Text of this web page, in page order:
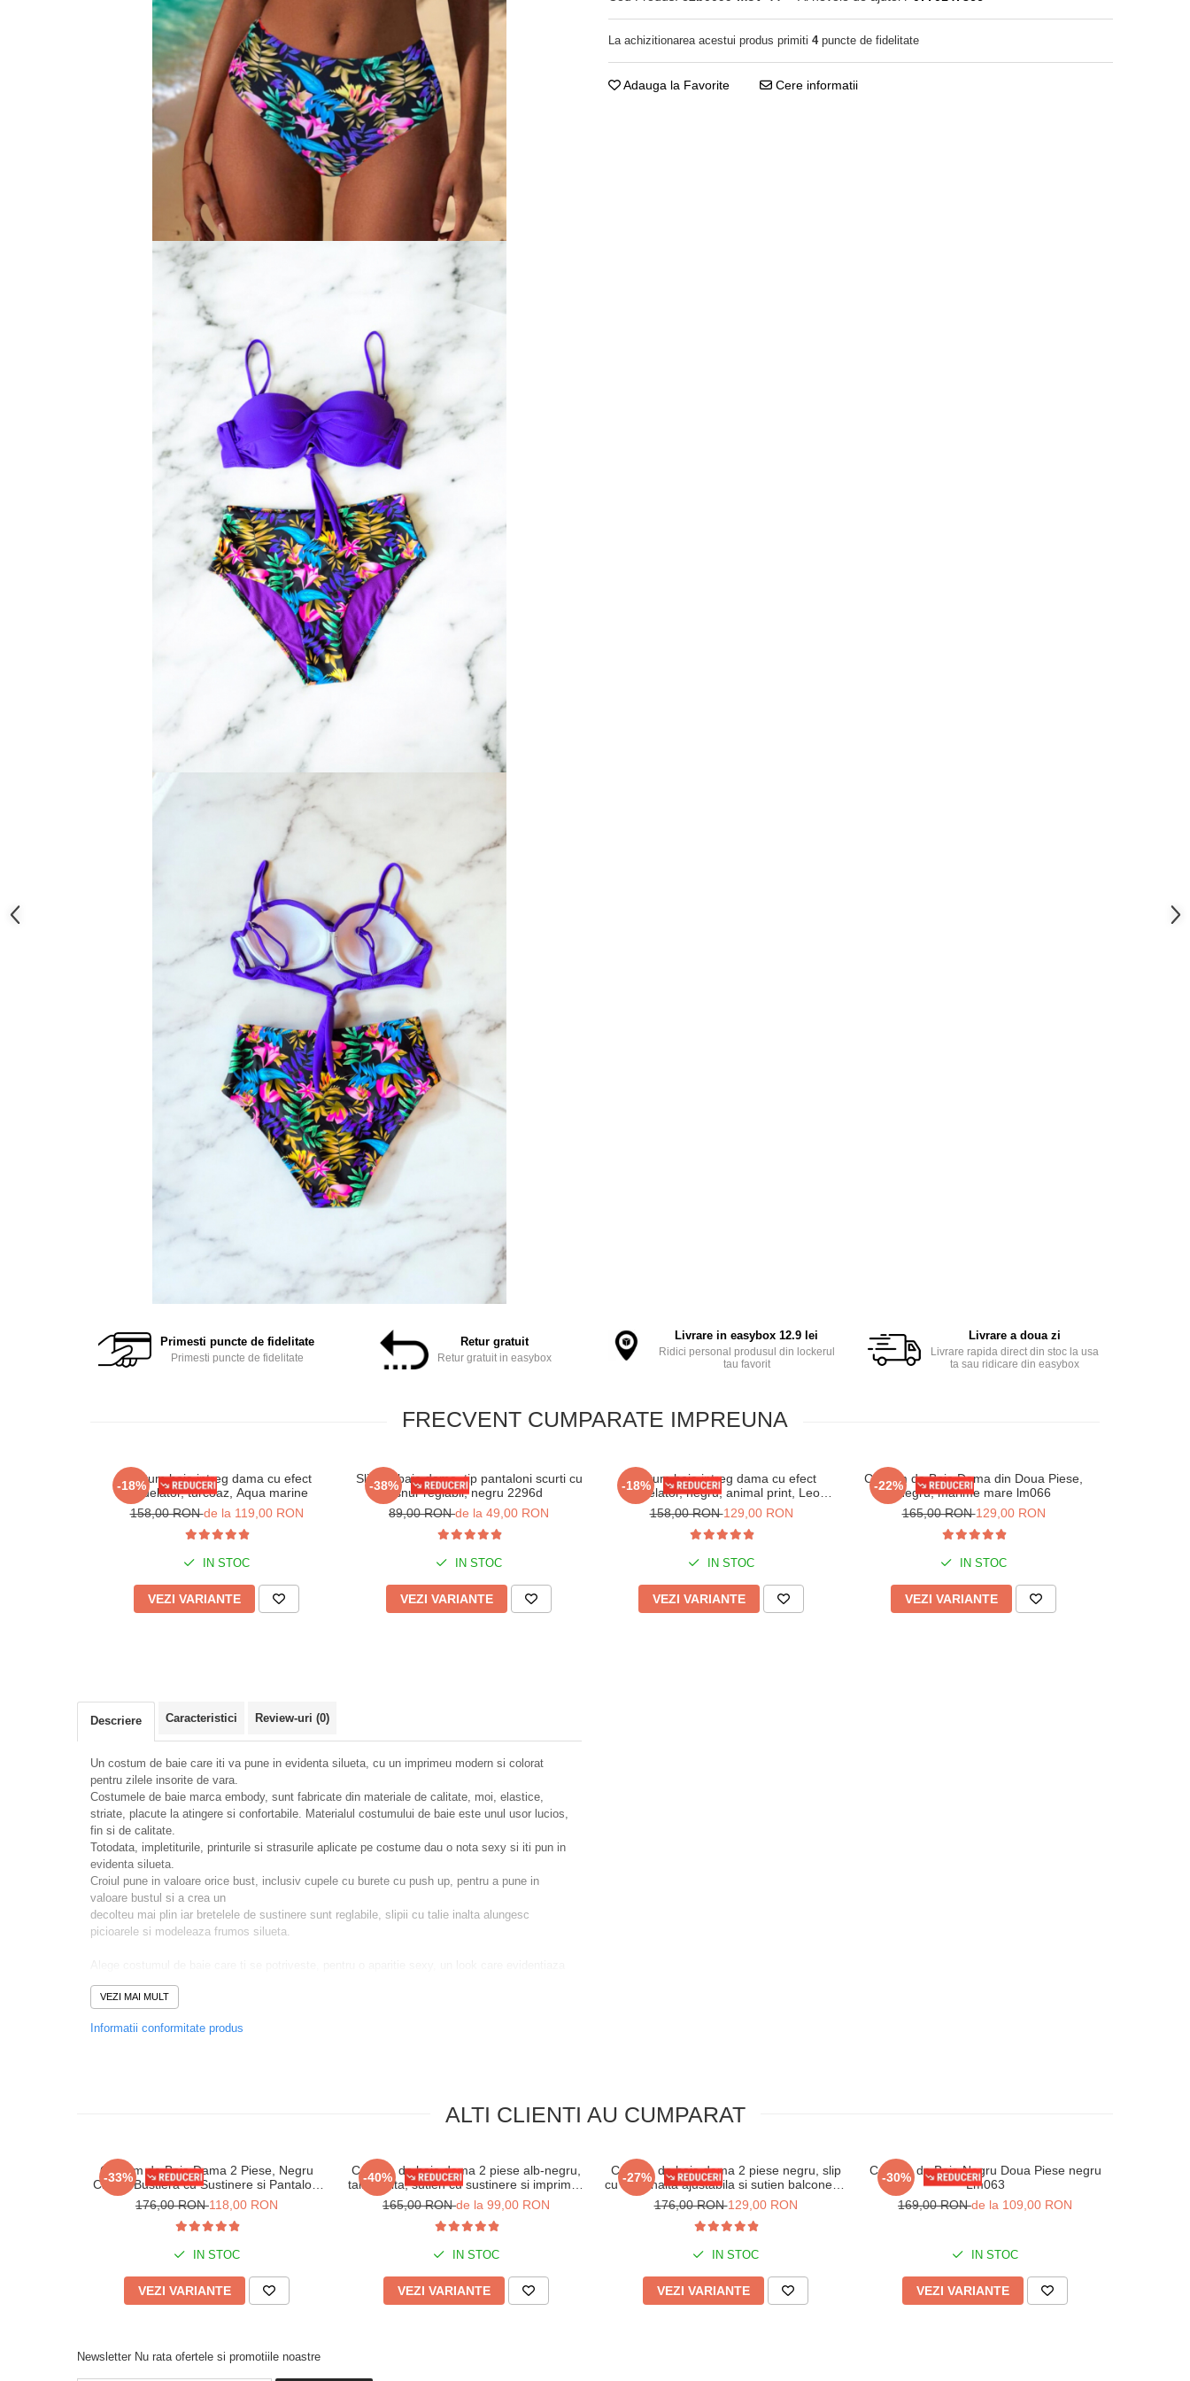
La achizitionarea acestui produs primiti 4puncte de fidelitate
Adauga la Favorite Cere informatii
Primesti puncte de fidelitate
Primesti puncte de fidelitate
Retur gratuit
Retur gratuit in easybox
Livrare in easybox 12.9 lei
Ridici personal produsul din lockerul
tau favorit
Livrare a doua zi
Livrare rapida direct din stoc la usa
ta sau ridicare din easybox
FRECVENT CUMPARATE IMPREUNA
-18%
Costum baie intreg dama cu efect
modelator, turcoaz, Aqua marine
158,00 RONde la 119,00 RON
IN STOC
VEZI VARIANTE
-38%
Slip de baie dama, tip pantaloni scurti cu
snur reglabil, negru 2296d
89,00 RONde la 49,00 RON
IN STOC
VEZI VARIANTE
-18%
Costum baie intreg dama cu efect
modelator, negru, animal print, Leo
Queen
158,00 RON129,00 RON
IN STOC
VEZI VARIANTE
-22%
Costum de Baie Dama din Doua Piese,
Negru, marime mare lm066
165,00 RON129,00 RON
IN STOC
VEZI VARIANTE
Descriere Caracteristici Review-uri (0)
Un costum de baie care iti va pune in evidenta silueta, cu un imprimeu modern si colorat
pentru zilele insorite de vara.
Costumele de baie marca embody, sunt fabricate din materiale de calitate, moi, elastice,
striate, placute la atingere si confortabile. Materialul costumului de baie este unul usor lucios,
fin si de calitate.
Totodata, impletiturile, printurile si strasurile aplicate pe costume dau o nota sexy si iti pun in
evidenta silueta.
Croiul pune in valoare orice bust, inclusiv cupele cu burete cu push up, pentru a pune in
valoare bustul si a crea un
decolteu mai plin iar bretelele de sustinere sunt reglabile, slipii cu talie inalta alungesc
picioarele si modeleaza frumos silueta.
bronzul. Fii in trend la plaja si stralueste vara aceasta, atragand toate privirile.
Se recomanda spalarea manuala sau la masina (program pentru haine delicate) la maxim 30
20% Elastan
VEZI MAI MULT
Informatii conformitate produs
ALTI CLIENTI AU CUMPARAT
-33%
Costum de Baie Dama 2 Piese, Negru
Clasic, Bustiera cu Sustinere si Pantaloni
Scurti M5206
176,00 RON118,00 RON
IN STOC
VEZI VARIANTE
-40%
Costum de baie dama 2 piese alb-negru,
talie inalta, sutien cu sustinere si imprimeu
modern y9200
165,00 RONde la 99,00 RON
IN STOC
VEZI VARIANTE
-27%
Costum de baie dama 2 piese negru, slip
cu talie inalta ajustabila si sutien balconette
19151
176,00 RON129,00 RON
IN STOC
VEZI VARIANTE
-30%
Costum de Baie Negru Doua Piese negru
Lm063
169,00 RONde la 109,00 RON
IN STOC
VEZI VARIANTE
Newsletter Nu rata ofertele si promotiile noastre